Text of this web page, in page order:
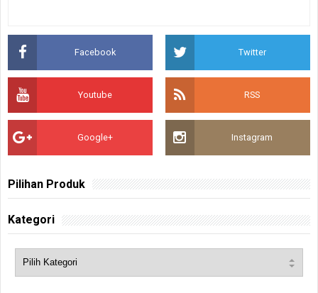
Facebook Twitter
Youtube RSS
Google+ Instagram
Pilihan Produk
Kategori